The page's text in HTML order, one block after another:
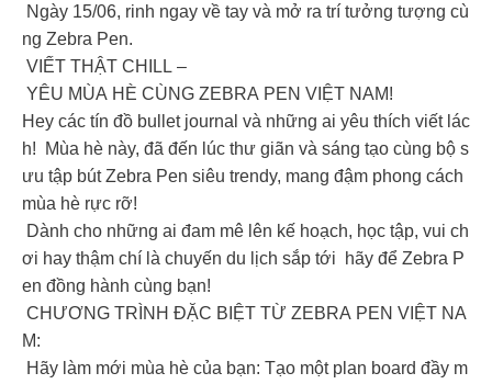
Ngày 15/06, rinh ngay về tay và mở ra trí tưởng tượng cù
ng Zebra Pen.
VIẾT THẬT CHILL –
YÊU MÙA HÈ CÙNG ZEBRA PEN VIỆT NAM!
Hey các tín đồ bullet journal và những ai yêu thích viết lác
h! Mùa hè này, đã đến lúc thư giãn và sáng tạo cùng bộ s
ưu tập bút Zebra Pen siêu trendy, mang đậm phong cách
mùa hè rực rỡ!
Dành cho những ai đam mê lên kế hoạch, học tập, vui ch
ơi hay thậm chí là chuyến du lịch sắp tới hãy để Zebra P
en đồng hành cùng bạn!
CHƯƠNG TRÌNH ĐẶC BIỆT TỪ ZEBRA PEN VIỆT NA
M:
Hãy làm mới mùa hè của bạn: Tạo một plan board đầy m